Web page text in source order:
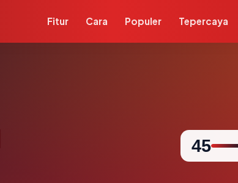
Fitur Cara Populer Tepercaya
45